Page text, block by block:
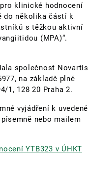
klinické hodnocení
do několika částí k
s těžkou aktivní
(MPA)“.
společnost Novartis
na základě plné
1, 128 20 Praha 2.
vyjádření k uvedené
nebo mailem
YTB323 v ÚHKT